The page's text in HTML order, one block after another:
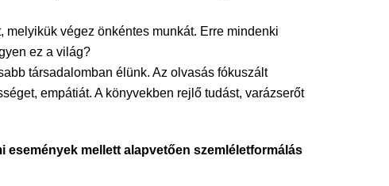
végez önkéntes munkát. Erre mindenki
ez a világ?
társadalomban élünk. Az olvasás fókuszált
empátiát. A könyvekben rejlő tudást, varázserőt
események mellett alapvetően szemléletformálás